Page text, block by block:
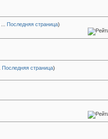
Последняя страница)
Последняя страница)